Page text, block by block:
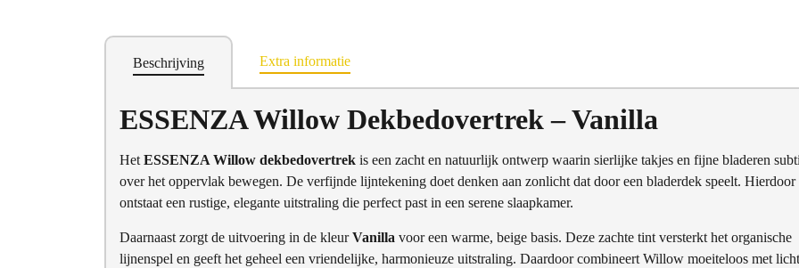
Beschrijving Extra informatie
ESSENZA Willow Dekbedovertrek – Vanilla
Het ESSENZA Willow dekbedovertrek is een zacht en natuurlijk ontwerp waarin sierlijke takjes en fijne bladeren
over het oppervlak bewegen. De verfijnde lijntekening doet denken aan zonlicht dat door een bladerdek speelt. Hierdoor
ontstaat een rustige, elegante uitstraling die perfect past in een serene slaapkamer.
Daarnaast zorgt de uitvoering in de kleurVanilla voor een warme, beige basis. Deze zachte tint versterkt het organische
lijnenspel en geeft het geheel een vriendelijke, harmonieuze uitstraling. Daardoor combineert Willow moeiteloos met